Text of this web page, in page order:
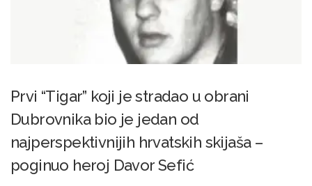
Prvi “Tigar” koji je stradao u obrani
Dubrovnika bio je jedan od
najperspektivnijih hrvatskih skijaša –
poginuo heroj Davor Sefić